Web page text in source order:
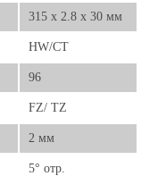
315 x 2.8 x 30 мм
HW/CT
96
FZ/ TZ
2 мм
5° отр.